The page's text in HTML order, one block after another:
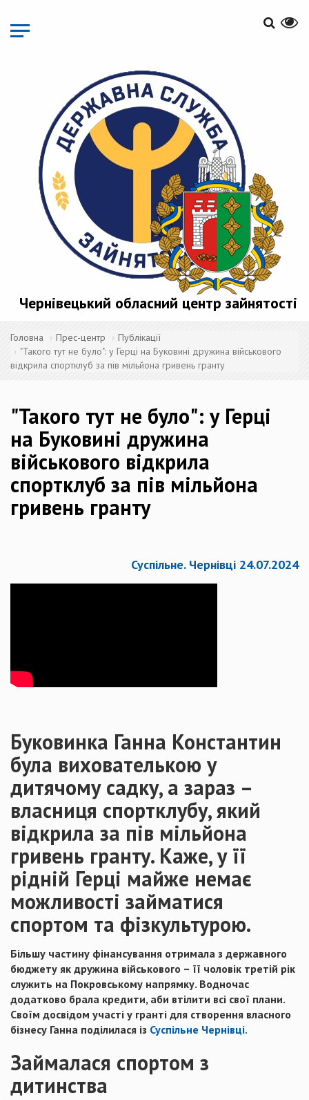
основного
матеріалу
Чернівецький обласний центр зайнятості
Головна Прес-центр
Публікації
"Такого тут не було": у Герці на Буковині дружина військового
відкрила спортклуб за пів мільйона гривень гранту
"Такого тут не було": у Герці
на Буковині дружина
військового відкрила
спортклуб за пів мільйона
гривень гранту
Суспільне. Чернівці 24.07.2024
Буковинка Ганна Константин
була вихователькою у
дитячому садку, а зараз –
власниця спортклубу, який
відкрила за пів мільйона
гривень гранту. Каже, у її
рідній Герці майже немає
можливості займатися
спортом та фізкультурою.
Більшу частину фінансування отримала з державного
бюджету як дружина військового – її чоловік третій рік
служить на Покровському напрямку. Водночас
додатково брала кредити, аби втілити всі свої плани.
Своїм досвідом участі у гранті для створення власного
бізнесу Ганна поділилася із Суспільне Чернівці.
Займалася спортом з
дитинства